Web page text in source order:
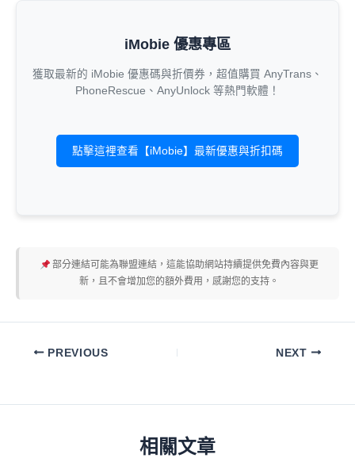
iMobie 優惠專區
獲取最新的 iMobie 優惠碼與折價券，超值購買 AnyTrans、
PhoneRescue、AnyUnlock 等熱門軟體！
點擊這裡查看【iMobie】最新優惠與折扣碼
部分連結可能為聯盟連結，這能協助網站持續提供免費內容與更
新，且不會增加您的額外費用，感謝您的支持。
PREVIOUS NEXT
相關文章